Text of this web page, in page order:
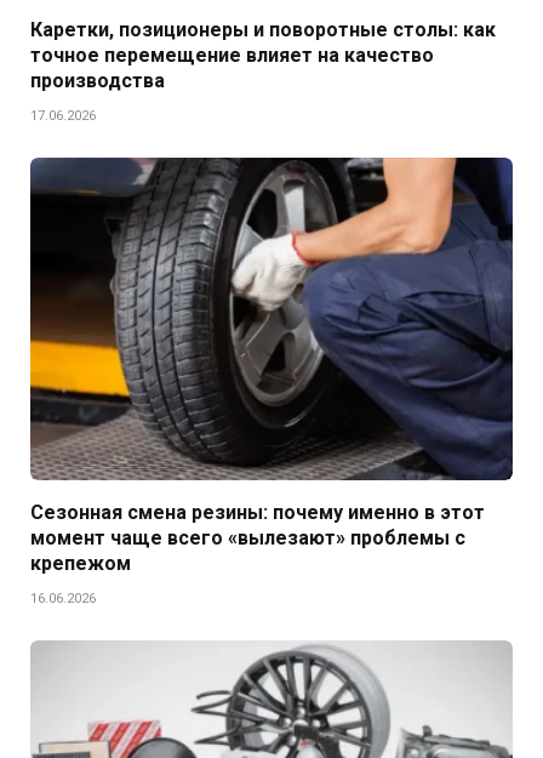
Каретки, позиционеры и поворотные столы: как
точное перемещение влияет на качество
производства
17.06.2026
Сезонная смена резины: почему именно в этот
момент чаще всего «вылезают» проблемы с
крепежом
16.06.2026